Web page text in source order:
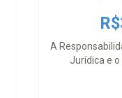
A
Jurídica e o